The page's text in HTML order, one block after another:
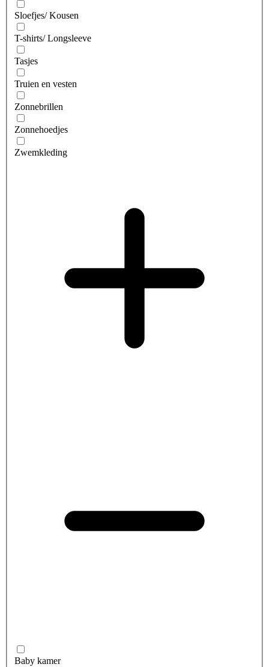
Sloefjes/ Kousen
T-shirts/ Longsleeve
Tasjes
Truien en vesten
Zonnebrillen
Zonnehoedjes
Zwemkleding
Baby kamer